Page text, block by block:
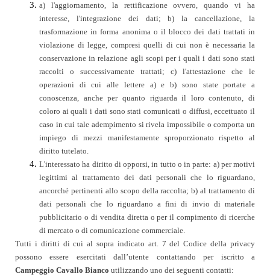
a) l'aggiornamento, la rettificazione ovvero, quando vi ha
interesse, l'integrazione dei dati; b) la cancellazione, la
trasformazione in forma anonima o il blocco dei dati trattati in
violazione di legge, compresi quelli di cui non è necessaria la
conservazione in relazione agli scopi per i quali i dati sono stati
raccolti o successivamente trattati; c) l'attestazione che le
operazioni di cui alle lettere a) e b) sono state portate a
conoscenza, anche per quanto riguarda il loro contenuto, di
coloro ai quali i dati sono stati comunicati o diffusi, eccettuato il
caso in cui tale adempimento si rivela impossibile o comporta un
impiego di mezzi manifestamente sproporzionato rispetto al
diritto tutelato.
L'interessato ha diritto di opporsi, in tutto o in parte: a) per motivi
legittimi al trattamento dei dati personali che lo riguardano,
ancorché pertinenti allo scopo della raccolta; b) al trattamento di
dati personali che lo riguardano a fini di invio di materiale
pubblicitario o di vendita diretta o per il compimento di ricerche
di mercato o di comunicazione commerciale.
Tutti i diritti di cui al sopra indicato art. 7 del Codice della privacy
possono essere esercitati dall’utente contattando per iscritto a
Campeggio Cavallo Bianco utilizzando uno dei seguenti contatti: